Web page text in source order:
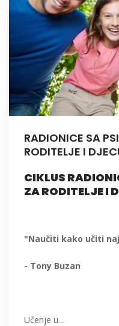
RADIONICE SA
RODITELJE I
CIKLUS
ZA RODITELJE I
"Naučiti kako učiti
- Tony Buzan
Učenje u...